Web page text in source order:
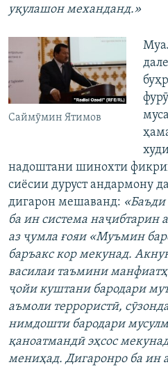
уқулашон механданд.»
Саймӯмин Ятимов
надоштани шинохти
сиёсии дуруст андармону
дигарон мешаванд: «Баъди
ба ин система
аз ҷумла ғояи «Муъмин
баръакс кор мекунад.
василаи таъмини
ҷойи куштани бародари
аъмоли террористӣ,
нимдошти бародари
қаноатмандӣ эҳсос
мениҳад. Дигаронро ба ин